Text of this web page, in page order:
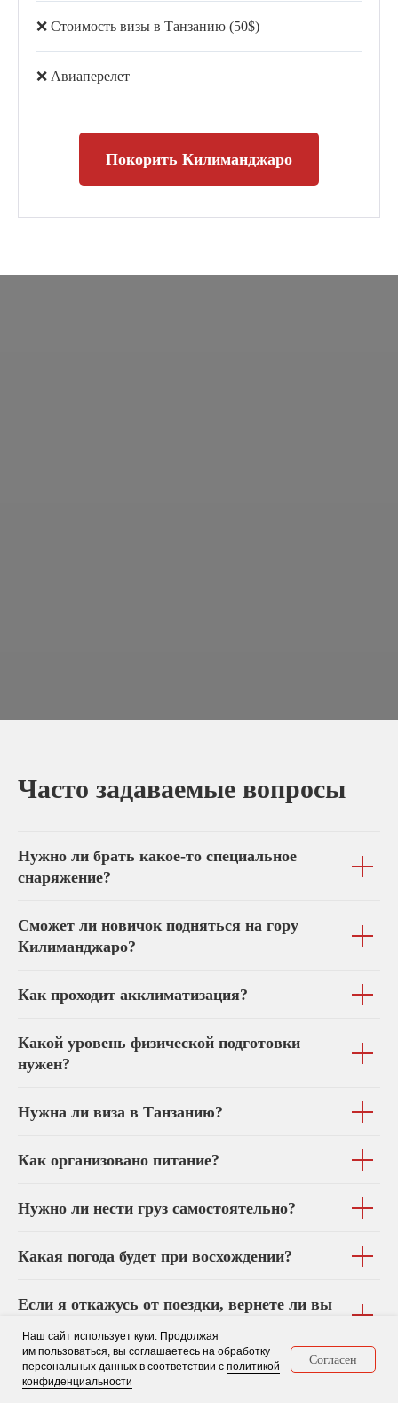
Наш сайт использует куки. Продолжая
им пользоваться, вы соглашаетесь на обработку
персональных данных в соответствии с политикой
конфиденциальности
Согласен
❌ Стоимость визы в Танзанию (50$)
❌ Авиаперелет
Покорить Килиманджаро
Часто задаваемые вопросы
Нужно ли брать какое-то специальное
снаряжение?
Сможет ли новичок подняться на гору
Килиманджаро?
Как проходит акклиматизация?
Какой уровень физической подготовки
нужен?
Нужна ли виза в Танзанию?
Как организовано питание?
Нужно ли нести груз самостоятельно?
Какая погода будет при восхождении?
Если я откажусь от поездки, вернете ли вы